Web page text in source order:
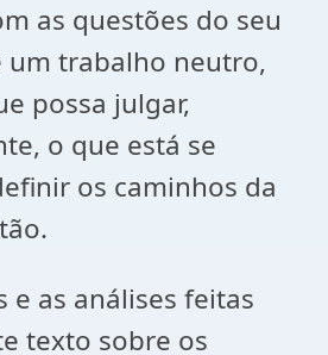
as questões do seu
um trabalho neutro,
possa julgar,
o que está se
os caminhos da
e as análises feitas
texto sobre os